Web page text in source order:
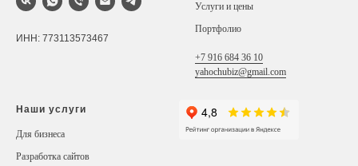
ИНН: 773113573467
Услуги и цены
Портфолио
+7 916 684 36 10
yahochubiz@gmail.com
Наши услуги
Для бизнеса
Разработка сайтов